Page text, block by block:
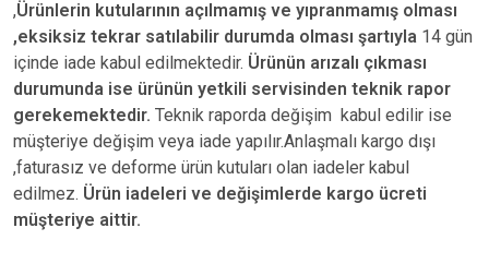
,Ürünlerin kutularının açılmamış ve yıpranmamış olması
,eksiksiz tekrar satılabilir durumda olması şartıyla 14 gün
içinde iade kabul edilmektedir. Ürünün arızalı çıkması
durumunda ise ürünün yetkili servisinden teknik rapor
gerekemektedir. Teknik raporda değişim kabul edilir ise
müşteriye değişim veya iade yapılır.Anlaşmalı kargo dışı
,faturasız ve deforme ürün kutuları olan iadeler kabul
edilmez. Ürün iadeleri ve değişimlerde kargo ücreti
müşteriye aittir.